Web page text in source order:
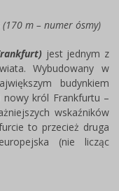
m – numer ósmy)
jest jednym z
Wybudowany w
budynkiem
nowy król Frankfurtu –
wskaźników
to przecież druga
(nie licząc